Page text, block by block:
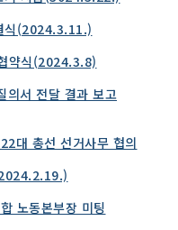
식(2024.3.11.)
약식(2024.3.8)
의서 전달 결과 보고
대 총선 선거사무 협의
노동본부장 미팅